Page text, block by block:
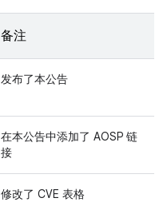
备注
发布了本公告
在本公告中添加了 AOSP 链
接
修改了 CVE 表格